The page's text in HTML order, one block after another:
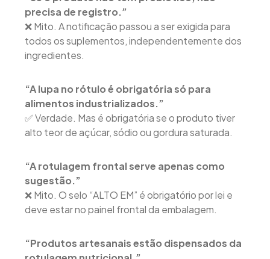
precisa de registro.”
❌ Mito. A notificação passou a ser exigida para
todos os suplementos, independentemente dos
ingredientes.
“A lupa no rótulo é obrigatória só para
alimentos industrializados.”
✅ Verdade. Mas é obrigatória se o produto tiver
alto teor de açúcar, sódio ou gordura saturada.
“A rotulagem frontal serve apenas como
sugestão.”
❌ Mito. O selo “ALTO EM” é obrigatório por lei e
deve estar no painel frontal da embalagem.
“Produtos artesanais estão dispensados da